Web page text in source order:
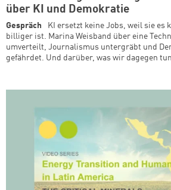
über KI und Demokratie
Gespräch
KI ersetzt keine Jobs, weil sie es
billiger ist. Marina Weisband über eine
umverteilt, Journalismus untergräbt und
gefährdet. Und darüber, was wir dagegen tun